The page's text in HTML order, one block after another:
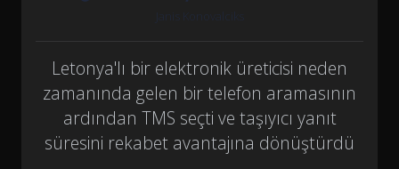
Janis Konovalciks
Letonya'lı bir elektronik üreticisi neden
zamanında gelen bir telefon aramasının
ardından TMS seçti ve taşıyıcı yanıt
süresini rekabet avantajına dönüştürdü